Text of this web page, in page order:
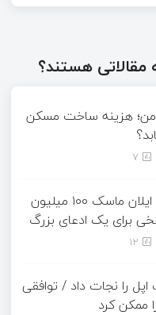
مقالاتی هستند؟
امن؛ هزینه ساخت مسکن
7
یک ساعت از زمان ایلان ماسک ۱۰۰ میلیون
برای یک ادعای بزرگ
12
را نجات داد / توافقی
ممکن کرد